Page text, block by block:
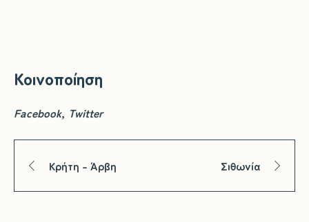
Κοινοποίηση
Facebook Twitter
Κρήτη – Άρβη Σιθωνία